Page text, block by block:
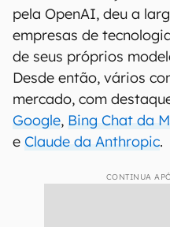
pela OpenAI, deu a
empresas de
de seus próprios
Desde então, vários
mercado, com
Google, Bing Chat da
e Claude da Anthropic.
CONTINUA